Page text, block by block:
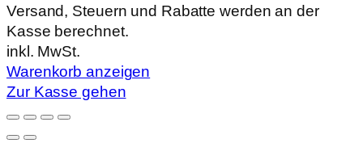
Produkte
im
Warenkorb
Versand, Steuern und Rabatte werden an der
Kasse berechnet.
inkl. MwSt.
Warenkorb anzeigen
Zur Kasse gehen